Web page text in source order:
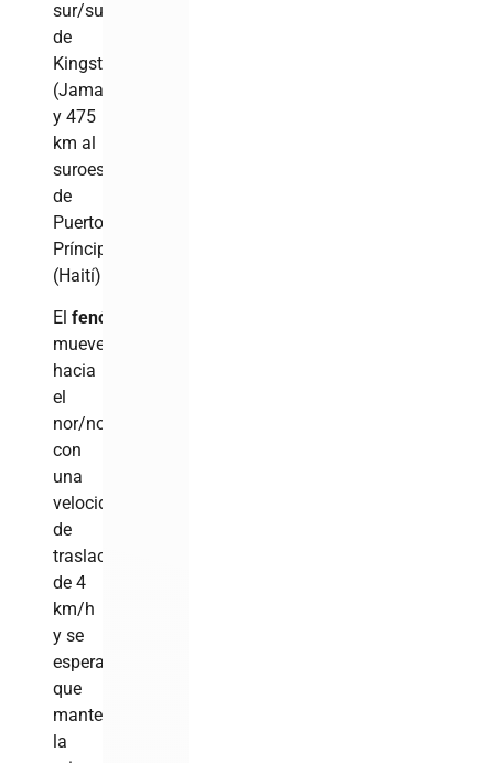
sur/sureste
de
Kingston
(Jamaica)
y 475
km al
suroeste
de
Puerto
Príncipe
(Haití).
El fenómeno
mueve
hacia
el
nor/noroeste,
con
una
velocidad
de
traslación
de 4
km/h
y se
espera
que
mantenga
la